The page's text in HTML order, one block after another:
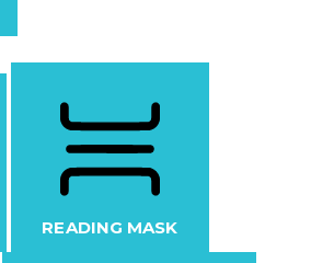
READING MASK